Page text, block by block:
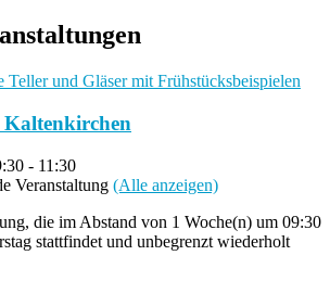
- 11:30
Veranstaltung (Alle anzeigen)
die im Abstand von 1 Woche(n) um 09:30
stattfindet und unbegrenzt wiederholt